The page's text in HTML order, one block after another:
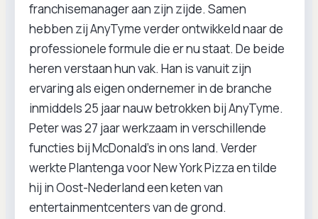
franchisemanager aan zijn zijde. Samen
hebben zij AnyTyme verder ontwikkeld naar de
professionele formule die er nu staat. De beide
heren verstaan hun vak. Han is vanuit zijn
ervaring als eigen ondernemer in de branche
inmiddels 25 jaar nauw betrokken bij AnyTyme.
Peter was 27 jaar werkzaam in verschillende
functies bij McDonald’s in ons land. Verder
werkte Plantenga voor New York Pizza en tilde
hij in Oost-Nederland een keten van
entertainmentcenters van de grond.